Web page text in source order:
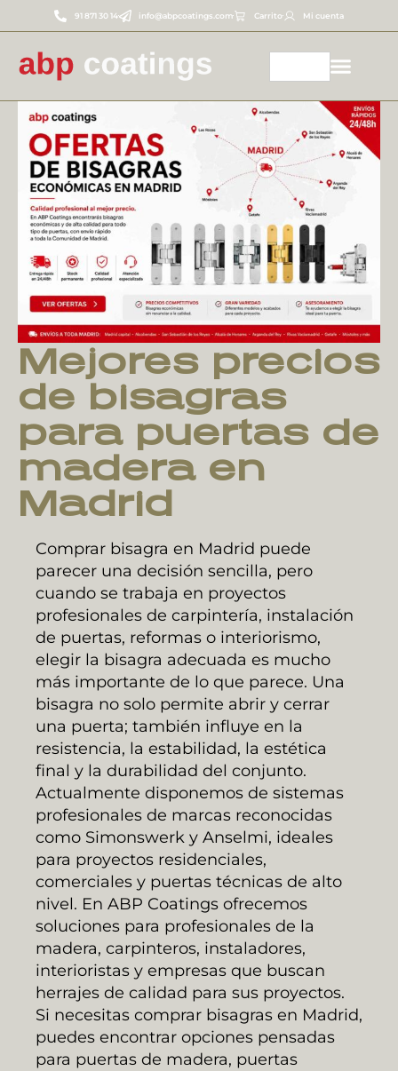
91 871 30 14 info@abpcoatings.com Carrito Mi cuenta
Mejores precios
de bisagras
para puertas de
madera en
Madrid
Comprar bisagra en Madrid puede
parecer una decisión sencilla, pero
cuando se trabaja en proyectos
profesionales de carpintería, instalación
de puertas, reformas o interiorismo,
elegir la bisagra adecuada es mucho
más importante de lo que parece. Una
bisagra no solo permite abrir y cerrar
una puerta; también influye en la
resistencia, la estabilidad, la estética
final y la durabilidad del conjunto.
Actualmente disponemos de sistemas
profesionales de marcas reconocidas
como Simonswerk y Anselmi, ideales
para proyectos residenciales,
comerciales y puertas técnicas de alto
nivel. En ABP Coatings ofrecemos
soluciones para profesionales de la
madera, carpinteros, instaladores,
interioristas y empresas que buscan
herrajes de calidad para sus proyectos.
Si necesitas comprar bisagras en Madrid,
puedes encontrar opciones pensadas
para puertas de madera, puertas